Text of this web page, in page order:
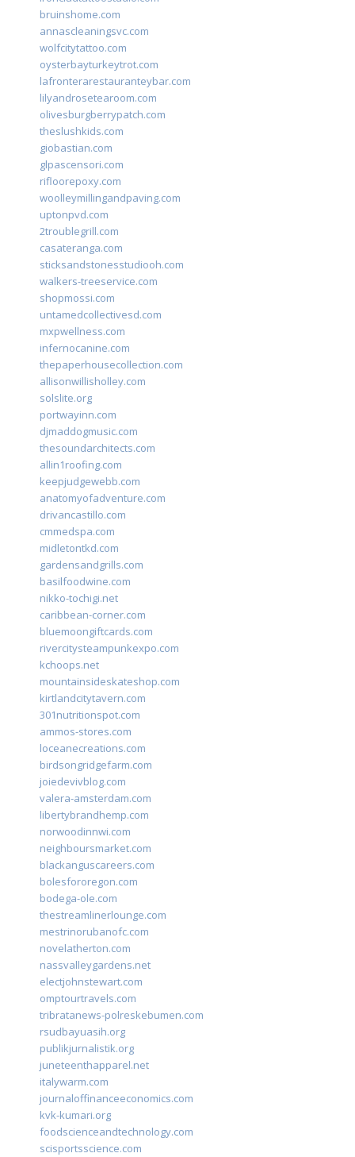
bruinshome.com
annascleaningsvc.com
wolfcitytattoo.com
oysterbayturkeytrot.com
lafronterarestauranteybar.com
lilyandrosetearoom.com
olivesburgberrypatch.com
theslushkids.com
giobastian.com
glpascensori.com
rifloorepoxy.com
woolleymillingandpaving.com
uptonpvd.com
2troublegrill.com
casateranga.com
sticksandstonesstudiooh.com
walkers-treeservice.com
shopmossi.com
untamedcollectivesd.com
mxpwellness.com
infernocanine.com
thepaperhousecollection.com
allisonwillisholley.com
solslite.org
portwayinn.com
djmaddogmusic.com
thesoundarchitects.com
allin1roofing.com
keepjudgewebb.com
anatomyofadventure.com
drivancastillo.com
cmmedspa.com
midletontkd.com
gardensandgrills.com
basilfoodwine.com
nikko-tochigi.net
caribbean-corner.com
bluemoongiftcards.com
rivercitysteampunkexpo.com
kchoops.net
mountainsideskateshop.com
kirtlandcitytavern.com
301nutritionspot.com
ammos-stores.com
loceanecreations.com
birdsongridgefarm.com
joiedevivblog.com
valera-amsterdam.com
libertybrandhemp.com
norwoodinnwi.com
neighboursmarket.com
blackanguscareers.com
bolesfororegon.com
bodega-ole.com
thestreamlinerlounge.com
mestrinorubanofc.com
novelatherton.com
nassvalleygardens.net
electjohnstewart.com
omptourtravels.com
tribratanews-polreskebumen.com
rsudbayuasih.org
publikjurnalistik.org
juneteenthapparel.net
italywarm.com
journaloffinanceeconomics.com
kvk-kumari.org
foodscienceandtechnology.com
scisportsscience.com